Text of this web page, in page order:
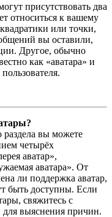
присутствовать два
относиться к вашему
или точки,
вы оставили,
Другое, обычно
как «аватара» и
вы можете
четырёх
аватар»,
аватара». От
ли поддержка аватар,
быть доступны. Если
свяжитесь с
выяснения причин.